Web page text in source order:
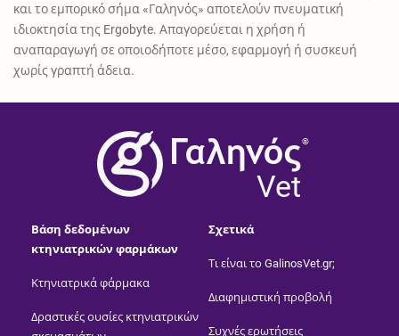
και το εμπορικό σήμα «Γαληνός» αποτελούν πνευματική
ιδιοκτησία της Ergobyte. Απαγορεύεται η χρήση ή
αναπαραγωγή σε οποιοδήποτε μέσο, εφαρμογή ή συσκευή
χωρίς γραπτή άδεια.
®
Vet
Βάση δεδομένων
κτηνιατρικών φαρμάκων
Κτηνιατρικά φάρμακα
Δραστικές ουσίες κτηνιατρικών
Σχετικά
Τι είναι το GalinosVet.gr;
Διαφημιστική προβολή
Συχνές ερωτήσεις